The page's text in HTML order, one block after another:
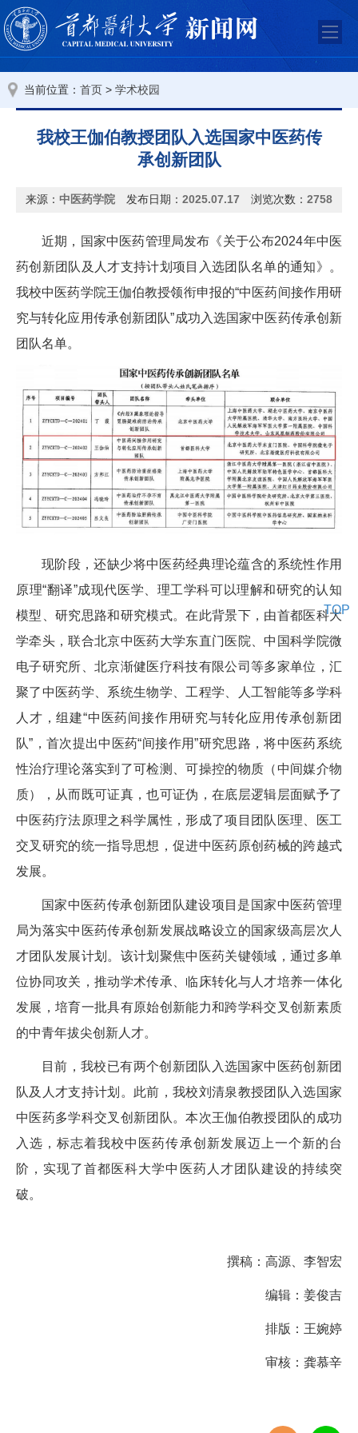
当前位置： 首页 > 学术校园
我校王伽伯教授团队入选国家中医药传
承创新团队
来源： 中医药学院 发布日期： 2025.07.17 浏览次数： 2758
近期，国家中医药管理局发布《关于公布2024年中医
药创新团队及人才支持计划项目入选团队名单的通知》。
我校中医药学院王伽伯教授领衔申报的“中医药间接作用研
究与转化应用传承创新团队”成功入选国家中医药传承创新
团队名单。
现阶段，还缺少将中医药经典理论蕴含的系统性作用
原理“翻译”成现代医学、理工学科可以理解和研究的认知
模型、研究思路和研究模式。在此背景下，由首都医科大
学牵头，联合北京中医药大学东直门医院、中国科学院微
电子研究所、北京渐健医疗科技有限公司等多家单位，汇
聚了中医药学、系统生物学、工程学、人工智能等多学科
人才，组建“中医药间接作用研究与转化应用传承创新团
队”，首次提出中医药“间接作用”研究思路，将中医药系统
性治疗理论落实到了可检测、可操控的物质（中间媒介物
质），从而既可证真，也可证伪，在底层逻辑层面赋予了
中医药疗法原理之科学属性，形成了项目团队医理、医工
交叉研究的统一指导思想，促进中医药原创药械的跨越式
发展。
国家中医药传承创新团队建设项目是国家中医药管理
局为落实中医药传承创新发展战略设立的国家级高层次人
才团队发展计划。该计划聚焦中医药关键领域，通过多单
位协同攻关，推动学术传承、临床转化与人才培养一体化
发展，培育一批具有原始创新能力和跨学科交叉创新素质
的中青年拔尖创新人才。
目前，我校已有两个创新团队入选国家中医药创新团
队及人才支持计划。此前，我校刘清泉教授团队入选国家
中医药多学科交叉创新团队。本次王伽伯教授团队的成功
入选，标志着我校中医药传承创新发展迈上一个新的台
阶，实现了首都医科大学中医药人才团队建设的持续突
破。
撰稿：高源、李智宏
编辑：姜俊吉
排版：王婉婷
审核：龚慕辛
TOP